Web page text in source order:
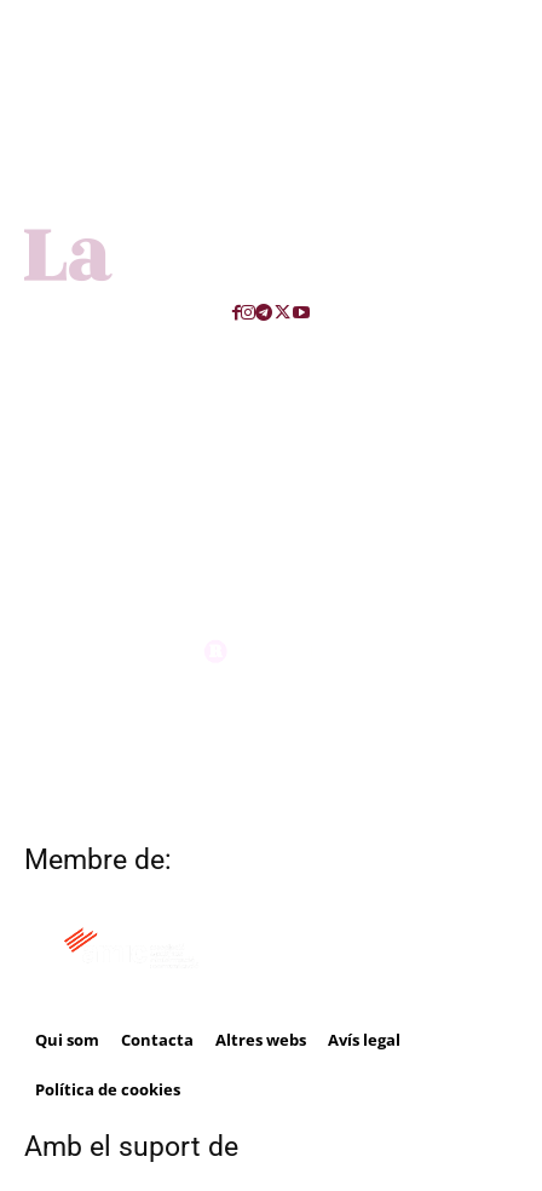
Membre de:
Qui som Contacta Altres webs Avís legal
Política de cookies
Amb el suport de